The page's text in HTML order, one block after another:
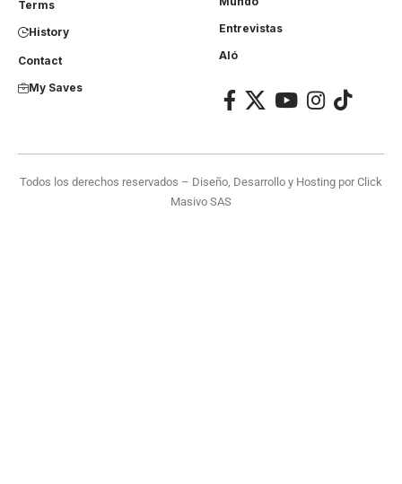
Terms
History
Contact
My Saves
Entrevistas
Aló
Todos los derechos reservados – Diseño, Desarrollo y Hosting porClick
Masivo SAS